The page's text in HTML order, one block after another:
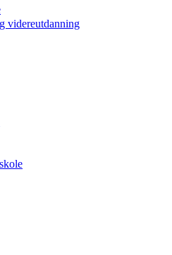
videreutdanning